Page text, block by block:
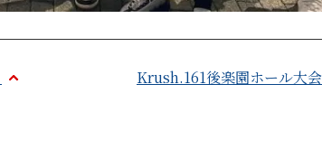
Krush.161後楽園ホール大